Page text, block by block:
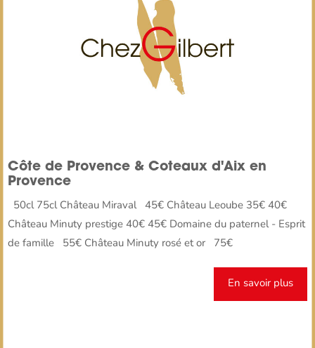
Côte de Provence & Coteaux d'Aix en
Provence
50cl 75cl Château Miraval 45€ Château Leoube 35€ 40€
Château Minuty prestige 40€ 45€ Domaine du paternel - Esprit
de famille 55€ Château Minuty rosé et or 75€
En savoir plus